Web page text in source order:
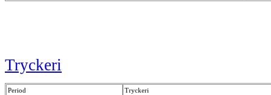
Tryckeri
Period Tryckeri